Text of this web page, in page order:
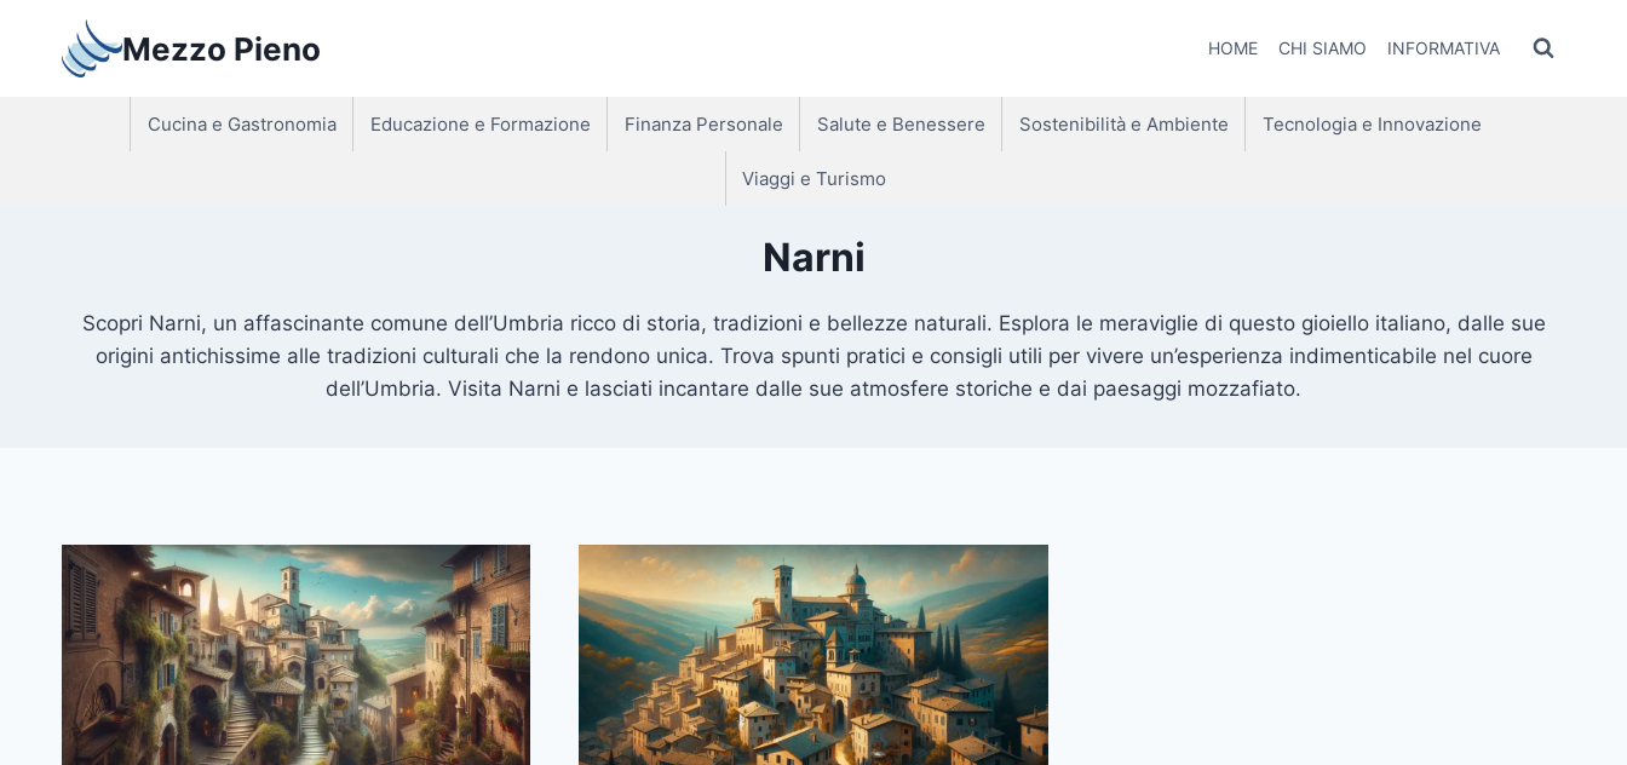
contenuto
Mezzo Pieno HOME CHI SIAMO INFORMATIVA
Cucina e Gastronomia Educazione e Formazione Finanza Personale Salute e Benessere Sostenibilità e Ambiente Tecnologia e Innovazione
Viaggi e Turismo
Narni
Scopri Narni, un affascinante comune dell’Umbria ricco di storia, tradizioni e bellezze naturali. Esplora le meraviglie di questo gioiello italiano, dalle sue
origini antichissime alle tradizioni culturali che la rendono unica. Trova spunti pratici e consigli utili per vivere un’esperienza indimenticabile nel cuore
dell’Umbria. Visita Narni e lasciati incantare dalle sue atmosfere storiche e dai paesaggi mozzafiato.